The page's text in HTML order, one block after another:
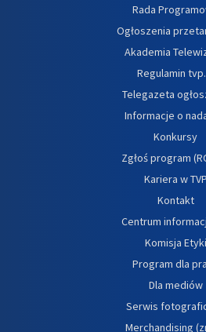
Rada
Ogłoszenia
Akademia
Regulamin
Telegazeta
Informacje o
Konkursy
Zgłoś program
Kariera w TVP
Kontakt
Centrum
Komisja Etyki
Program dla
Dla mediów
Serwis
Merchandising